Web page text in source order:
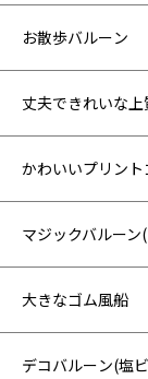
お散歩バルーン
丈夫できれいな
かわいいプリン
マジックバルー
大きなゴム風船
デコバルーン(塩